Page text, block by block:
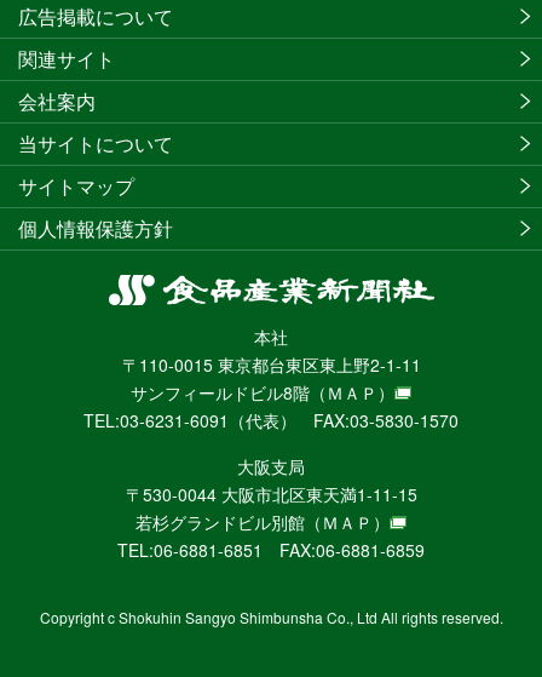
食
産
業
新
聞
社
ニ
ュ
ー
WEB
本社
〒110-0015 東京都台東区東上野2-1-11
サンフィールドビル8階 （ＭＡＰ）
TEL:03-6231-6091（代表） FAX:03-5830-1570
大阪支局
〒530-0044 大阪市北区東天満1-11-15
若杉グランドビル別館 （ＭＡＰ）
TEL:06-6881-6851 FAX:06-6881-6859
広告掲載について
関連サイト
会社案内
当サイトについて
サイトマップ
個人情報保護方針
Copyright c Shokuhin Sangyo Shimbunsha Co., Ltd All rights reserved.